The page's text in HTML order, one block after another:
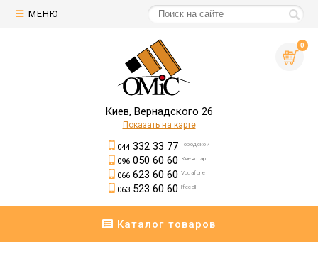
МЕНЮ
0
Киев, Вернадского 26
Показать на карте
044332 33 77 Городской
096050 60 60 Киевстар
066623 60 60 Vodafone
063523 60 60 lifecell
Каталог товаров